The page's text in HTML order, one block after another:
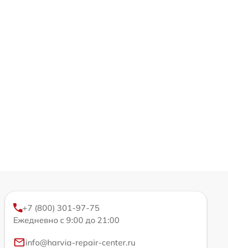
+7 (800) 301-97-75
Ежедневно с 9:00 до 21:00
info@harvia-repair-center.ru